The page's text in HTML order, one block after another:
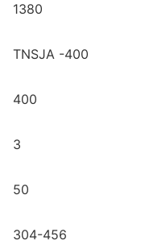
1380
TNSJA -400
400
3
50
304-456